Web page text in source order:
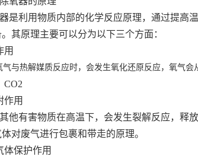
是利用物质内部的化学反应原理，通过提高
其原理主要可以分为以下三个方面：
用
气与热解媒质反应时，会发生氧化还原反应，氧气
CO2
作用
他有害物质在高温下，会发生裂解反应，释
对废气进行包裹和带走的原理。
体保护作用